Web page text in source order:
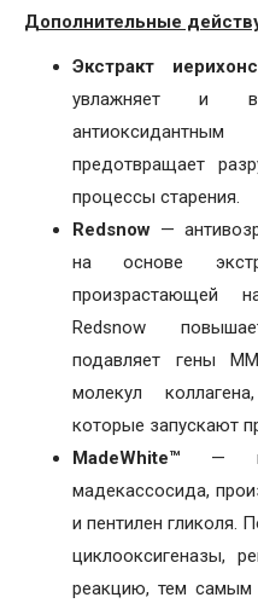
Дополнительные
Экстракт
увлажняет и
предотвращает
процессы старения.
Redsnow —
на основе
произрастающей
Redsnow
подавляет гены
молекул
которые запускают
MadeWhite™ —
мадекассосида,
и пентилен гликоля.
циклооксигеназы,
реакцию, тем самым